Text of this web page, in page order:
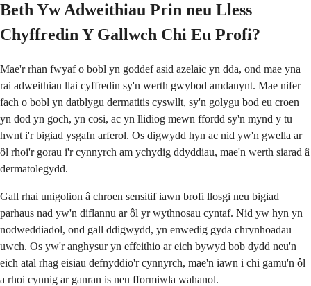
Beth Yw Adweithiau Prin neu Lless
Chyffredin Y Gallwch Chi Eu Profi?
Mae'r rhan fwyaf o bobl yn goddef asid azelaic yn dda, ond mae yna
rai adweithiau llai cyffredin sy'n werth gwybod amdanynt. Mae nifer
fach o bobl yn datblygu dermatitis cyswllt, sy'n golygu bod eu croen
yn dod yn goch, yn cosi, ac yn llidiog mewn ffordd sy'n mynd y tu
hwnt i'r bigiad ysgafn arferol. Os digwydd hyn ac nid yw'n gwella ar
ôl rhoi'r gorau i'r cynnyrch am ychydig ddyddiau, mae'n werth siarad â
dermatolegydd.
Gall rhai unigolion â chroen sensitif iawn brofi llosgi neu bigiad
parhaus nad yw'n diflannu ar ôl yr wythnosau cyntaf. Nid yw hyn yn
nodweddiadol, ond gall ddigwydd, yn enwedig gyda chrynhoadau
uwch. Os yw'r anghysur yn effeithio ar eich bywyd bob dydd neu'n
eich atal rhag eisiau defnyddio'r cynnyrch, mae'n iawn i chi gamu'n ôl
a rhoi cynnig ar ganran is neu fformiwla wahanol.